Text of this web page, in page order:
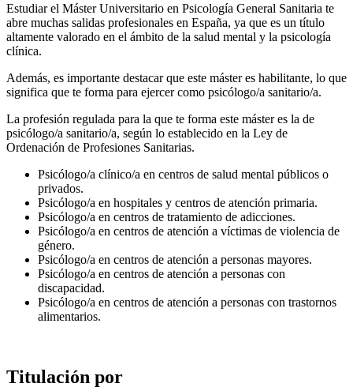
Estudiar el Máster Universitario en Psicología General Sanitaria te
abre muchas salidas profesionales en España, ya que es un título
altamente valorado en el ámbito de la salud mental y la psicología
clínica.
Además, es importante destacar que este máster es habilitante, lo que
significa que te forma para ejercer como psicólogo/a sanitario/a.
La profesión regulada para la que te forma este máster es la de
psicólogo/a sanitario/a, según lo establecido en la Ley de
Ordenación de Profesiones Sanitarias.
Psicólogo/a clínico/a en centros de salud mental públicos o
privados.
Psicólogo/a en hospitales y centros de atención primaria.
Psicólogo/a en centros de tratamiento de adicciones.
Psicólogo/a en centros de atención a víctimas de violencia de
género.
Psicólogo/a en centros de atención a personas mayores.
Psicólogo/a en centros de atención a personas con
discapacidad.
Psicólogo/a en centros de atención a personas con trastornos
alimentarios.
Titulación por